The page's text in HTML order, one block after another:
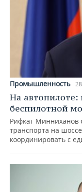
Промышленность
На автопилоте:
беспилотной
Рифкат Минниханов
транспорта на
координировать с